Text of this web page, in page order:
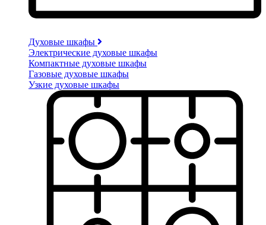
Духовые шкафы
Электрические духовые шкафы
Компактные духовые шкафы
Газовые духовые шкафы
Узкие духовые шкафы